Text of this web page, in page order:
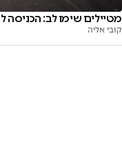
מטיילים שימו לב: הכניסה
קובי אליה